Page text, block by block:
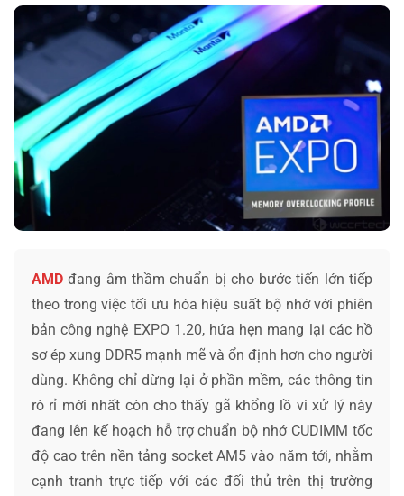
AMD đang âm thầm chuẩn bị cho bước tiến lớn tiếp
theo trong việc tối ưu hóa hiệu suất bộ nhớ với phiên
bản công nghệ EXPO 1.20, hứa hẹn mang lại các hồ
sơ ép xung DDR5 mạnh mẽ và ổn định hơn cho người
dùng. Không chỉ dừng lại ở phần mềm, các thông tin
rò rỉ mới nhất còn cho thấy gã khổng lồ vi xử lý này
đang lên kế hoạch hỗ trợ chuẩn bộ nhớ CUDIMM tốc
độ cao trên nền tảng socket AM5 vào năm tới, nhằm
cạnh tranh trực tiếp với các đối thủ trên thị trường